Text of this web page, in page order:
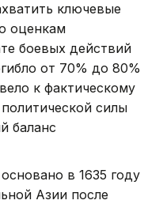
ключевые
оценкам
боевых действий
от 70% до 80%
к фактическому
силы
баланс
в 1635 году
Азии после